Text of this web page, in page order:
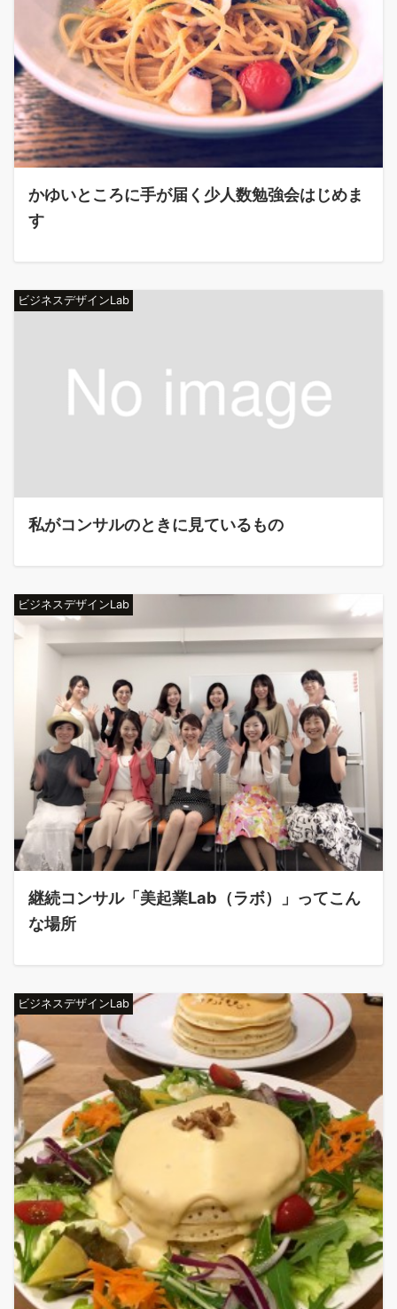
かゆいところに手が届く少人数勉強会はじめま
す
ビジネスデザインLab
私がコンサルのときに見ているもの
ビジネスデザインLab
継続コンサル「美起業Lab（ラボ）」ってこん
な場所
ビジネスデザインLab